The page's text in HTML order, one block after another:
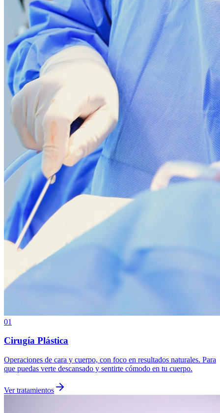
01
Cirugía Plástica
Operaciones de cara y cuerpo, con foco en resultados naturales. Para
que puedas verte descansado y sentirte cómodo en tu cuerpo.
Ver tratamientos